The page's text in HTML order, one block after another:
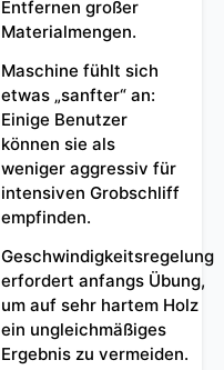
Entfernen großer
Materialmengen.
Maschine fühlt sich
etwas „sanfter“ an:
Einige Benutzer
können sie als
weniger aggressiv für
intensiven Grobschliff
empfinden.
Geschwindigkeitsregelung
erfordert anfangs Übung,
um auf sehr hartem Holz
ein ungleichmäßiges
Ergebnis zu vermeiden.